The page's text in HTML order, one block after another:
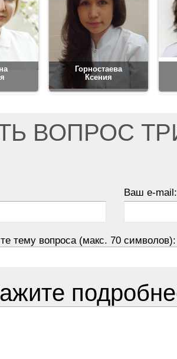
Горностаева
Ксения
ВОПРОС
Ваш e-mail:
тему вопроса (макс. 70 символов):